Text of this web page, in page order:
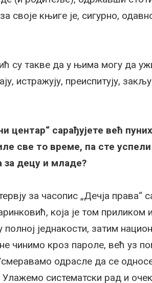
своје књиге је, сигурно,
су такве да у њима могу да
истражују, преиспитују,
центар“ сарађујете већ
све то време, па сте
за децу и младе?
за часопис „Дечја права“
која је том приликом
једнакости, затим
чинимо кроз пароле, већ уз
одрасле да се
систематски рад и